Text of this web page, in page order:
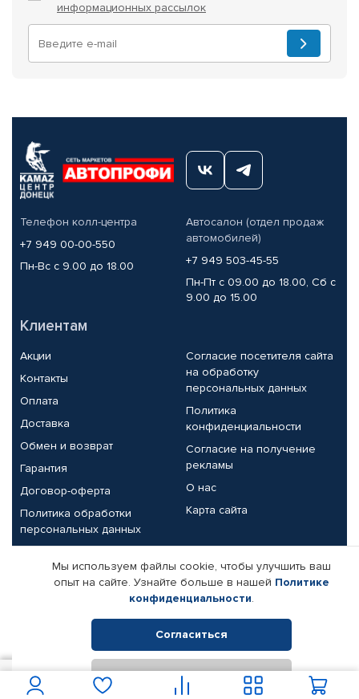
информационных рассылок
Телефон колл-центра
+7 949 00-00-550
Пн-Вс с 9.00 до 18.00
Автосалон (отдел продаж
автомобилей)
+7 949 503-45-55
Пн-Пт с 09.00 до 18.00, Сб с
9.00 до 15.00
Клиентам
Акции
Контакты
Оплата
Доставка
Обмен и возврат
Гарантия
Договор-оферта
Политика обработки
персональных данных
Согласие посетителя сайта
на обработку
персональных данных
Политика
конфиденциальности
Согласие на получение
рекламы
О нас
Карта сайта
Партнерам
Корпоративным клиентам
Поставщикам
Реквизиты компании
© КАМАЗ ЦЕНТР ДОНЕЦК, 2015-2026. Все права защищены.
Интернет-магазин автомобильных товаров Автопрофи.
Мы используем файлы cookie, чтобы улучшить ваш
опыт на сайте. Узнайте больше в нашей Политике
конфиденциальности.
Согласиться
Отклонить
В корзину